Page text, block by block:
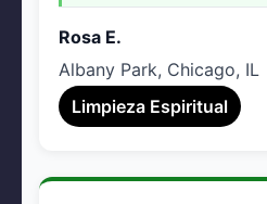
Rosa E.
Albany Park, Chicago, IL
Limpieza Espiritual